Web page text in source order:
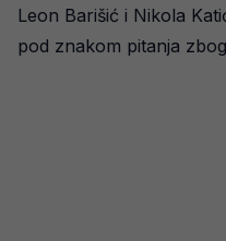
Leon Barišić i Nikola
pod znakom pitanja